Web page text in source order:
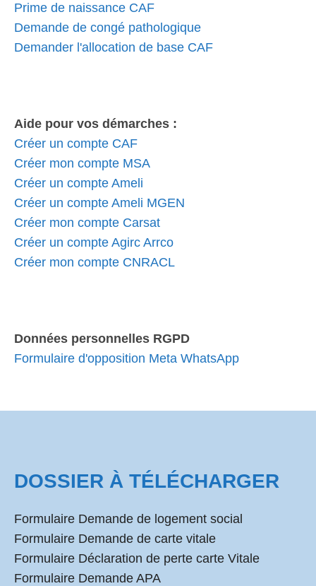
Prime de naissance CAF
Demande de congé pathologique
Demander l'allocation de base CAF
Aide pour vos démarches :
Créer un compte CAF
Créer mon compte MSA
Créer un compte Ameli
Créer un compte Ameli MGEN
Créer mon compte Carsat
Créer un compte Agirc Arrco
Créer mon compte CNRACL
Données personnelles RGPD
Formulaire d'opposition Meta WhatsApp
DOSSIER À TÉLÉCHARGER
Formulaire Demande de logement social
Formulaire Demande de carte vitale
Formulaire Déclaration de perte carte Vitale
Formulaire Demande APA